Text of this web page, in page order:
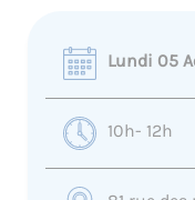
Lundi 05
10h- 12h